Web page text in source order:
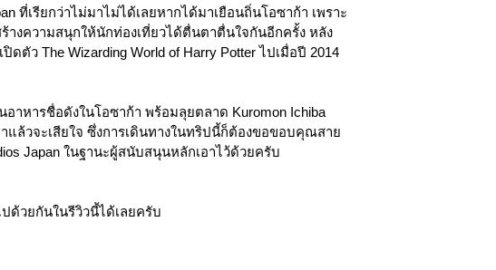
ที่เรียกว่าไม่มาไม่ได้เลยหากได้มาเยือนถิ่นโอซาก้า เพราะ
างความสนุกให้นักท่องเที่ยวได้ตื่นตาตื่นใจกันอีกครั้ง หลัง
ดตัว The Wizarding World of Harry Potter ไปเมื่อปี 2014
หารชื่อดังในโอซาก้า พร้อมลุยตลาด Kuromon Ichiba
ล้วจะเสียใจ ซึ่งการเดินทางในทริปนี้ก็ต้องขอขอบคุณสาย
Japan ในฐานะผู้สนับสนุนหลักเอาไว้ด้วยครับ
ด้วยกันในรีวิวนี้ได้เลยครับ